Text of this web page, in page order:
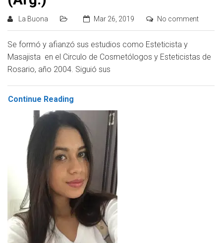
La Buona Mar 26, 2019 No comment
Se formó y afianzó sus estudios como Esteticista y
Masajista en el Circulo de Cosmetólogos y Esteticistas de
Rosario, año 2004. Siguió sus
Continue Reading